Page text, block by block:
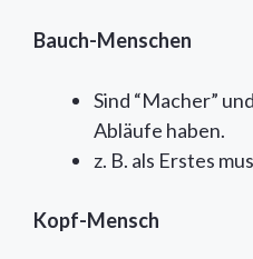
Bauch-Menschen
Sind “Macher”
Abläufe haben.
z. B. als Erstes
Kopf-Mensch